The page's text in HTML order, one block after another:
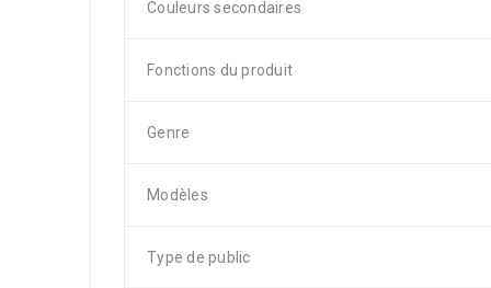
Couleurs secondaires
Fonctions du produit
Genre
Modèles
Type de public